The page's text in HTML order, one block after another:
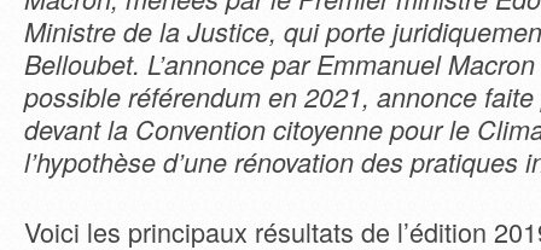
Ministre de la Justice, qui porte
Belloubet. L’annonce par Emmanuel
possible référendum en 2021, annonce faite
devant la Convention citoyenne pour le
l’hypothèse d’une rénovation des pratiques
Voici les principaux résultats de l’édition